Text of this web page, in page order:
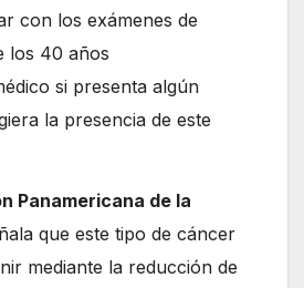
con los exámenes de
los 40 años
si presenta algún
la presencia de este
Panamericana de la
que este tipo de cáncer
mediante la reducción de